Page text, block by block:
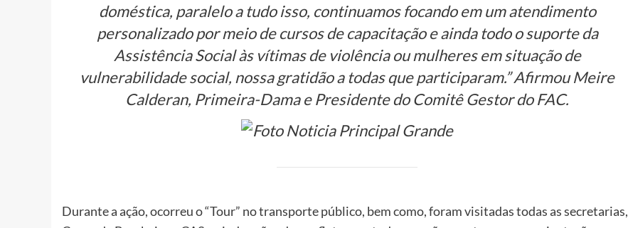
doméstica, paralelo a tudo isso, continuamos focando em um atendimento
personalizado por meio de cursos de capacitação e ainda todo o suporte da
Assistência Social às vítimas de violência ou mulheres em situação de
vulnerabilidade social, nossa gratidão a todas que participaram.” Afirmou Meire
Calderan, Primeira-Dama e Presidente do Comitê Gestor do FAC.
Durante a ação, ocorreu o “Tour” no transporte público, bem como, foram visitadas todas as secretarias,